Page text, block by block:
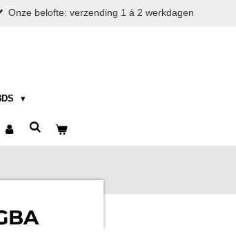
Onze belofte: verzending 1 á 2 werkdagen